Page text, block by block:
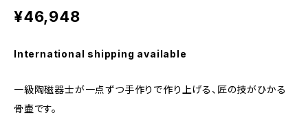
¥46,948
International shipping available
一級陶磁器士が一点ずつ手作りで作り上げる、匠の技がひかる
骨壷です。